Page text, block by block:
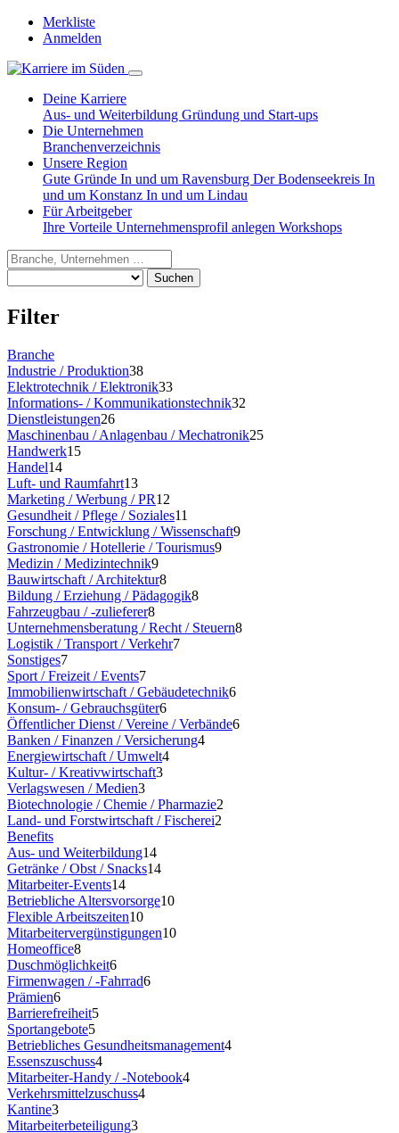
Merkliste
Anmelden
Deine Karriere
Aus- und Weiterbildung Gründung und Start-ups
Die Unternehmen
Branchenverzeichnis
Unsere Region
Gute Gründe In und um Ravensburg Der Bodenseekreis In
und um Konstanz In und um Lindau
Für Arbeitgeber
Ihre Vorteile Unternehmensprofil anlegen Workshops
Suchen
Filter
Branche
Industrie / Produktion38
Elektrotechnik / Elektronik33
Informations- / Kommunikationstechnik32
Dienstleistungen26
Maschinenbau / Anlagenbau / Mechatronik25
Handwerk15
Handel14
Luft- und Raumfahrt13
Marketing / Werbung / PR12
Gesundheit / Pflege / Soziales11
Forschung / Entwicklung / Wissenschaft9
Gastronomie / Hotellerie / Tourismus9
Medizin / Medizintechnik9
Bauwirtschaft / Architektur8
Bildung / Erziehung / Pädagogik8
Fahrzeugbau / -zulieferer8
Unternehmensberatung / Recht / Steuern8
Logistik / Transport / Verkehr7
Sonstiges7
Sport / Freizeit / Events7
Immobilienwirtschaft / Gebäudetechnik6
Konsum- / Gebrauchsgüter6
Öffentlicher Dienst / Vereine / Verbände6
Banken / Finanzen / Versicherung4
Energiewirtschaft / Umwelt4
Kultur- / Kreativwirtschaft3
Verlagswesen / Medien3
Biotechnologie / Chemie / Pharmazie2
Land- und Forstwirtschaft / Fischerei2
Benefits
Aus- und Weiterbildung14
Getränke / Obst / Snacks14
Mitarbeiter-Events14
Betriebliche Altersvorsorge10
Flexible Arbeitszeiten10
Mitarbeitervergünstigungen10
Homeoffice8
Duschmöglichkeit6
Firmenwagen / -Fahrrad6
Prämien6
Barrierefreiheit5
Sportangebote5
Betriebliches Gesundheitsmanagement4
Essenszuschuss4
Mitarbeiter-Handy / -Notebook4
Verkehrsmittelzuschuss4
Kantine3
Mitarbeiterbeteiligung3